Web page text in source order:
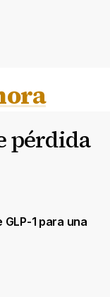
pérdida
1 para una